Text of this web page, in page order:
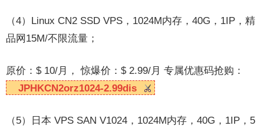
（4）Linux CN2 SSD VPS，1024M内存，40G，1IP，精
品网15M/不限流量；
原价：$ 10/月， 惊爆价：$ 2.99/月 专属优惠码抢购：
JPHKCN2orz1024-2.99dis
（5）日本 VPS SAN V1024，1024M内存，40G，1IP，5